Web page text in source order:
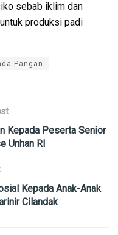
sebab iklim dan
produksi padi
Pangan
Kepada Peserta Senior
Unhan RI
Kepada Anak-Anak
Cilandak